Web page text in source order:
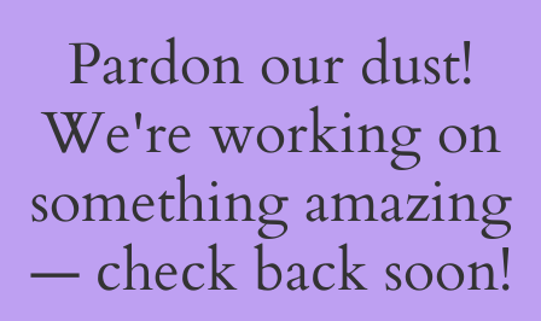
Pardon our dust!
We're working on
something amazing
— check back soon!